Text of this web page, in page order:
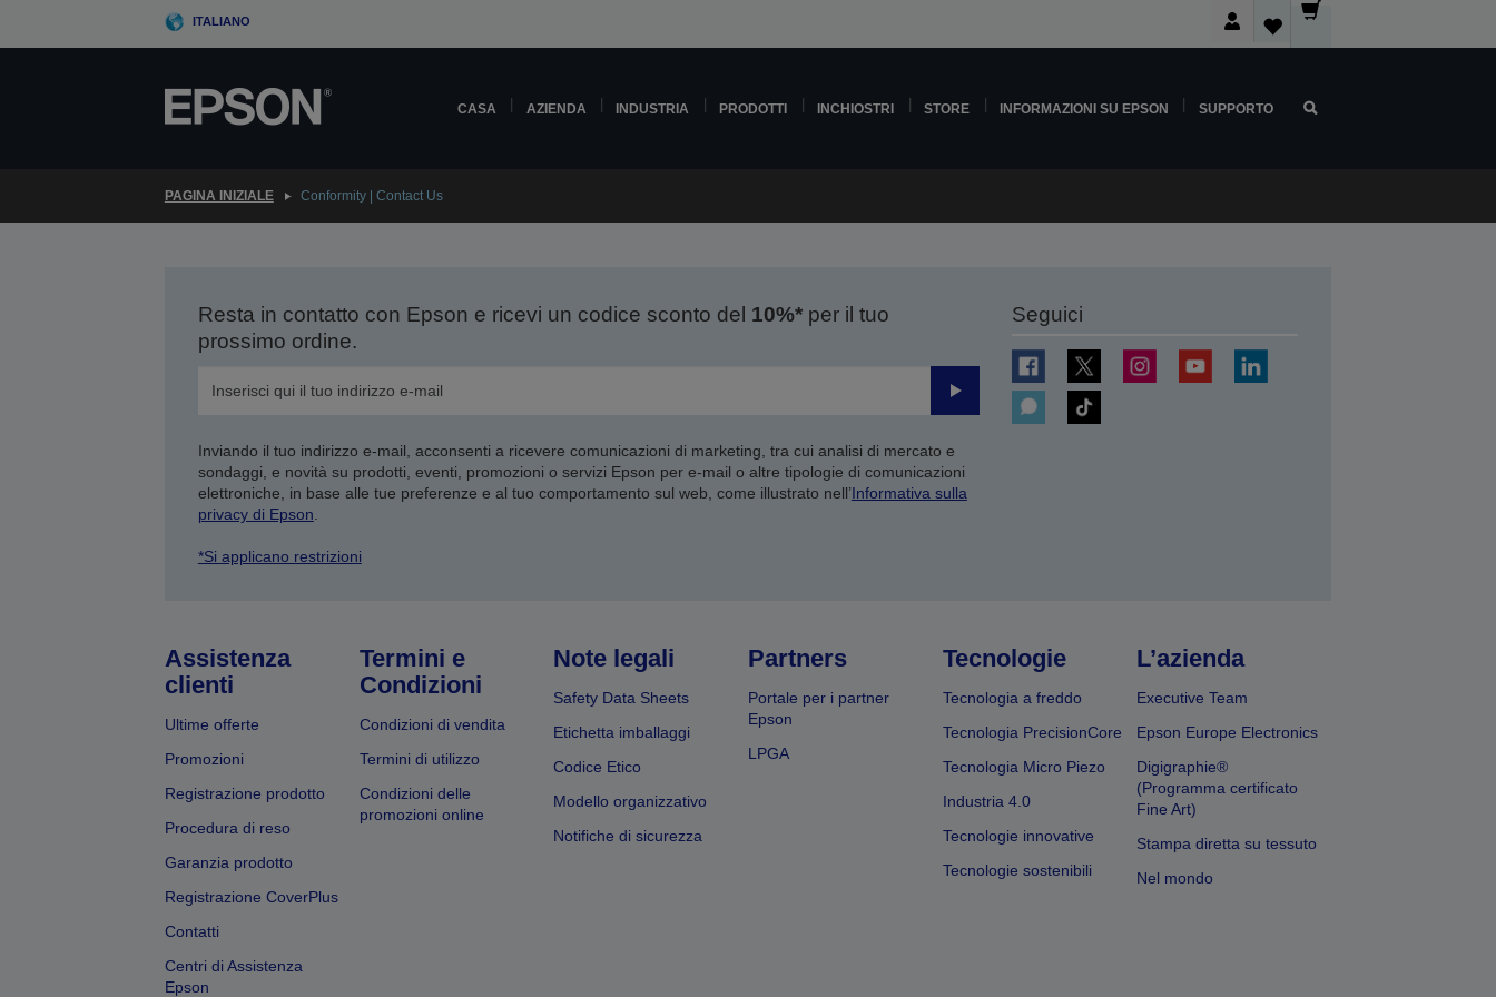
ITALIANO
CASA AZIENDA INDUSTRIA PRODOTTI INCHIOSTRI STORE INFORMAZIONI SU EPSON SUPPORTO
PAGINA INIZIALE Conformity | Contact Us
Resta in contatto con Epson e ricevi un codice sconto del 10%*per il tuo
prossimo ordine.
Invia
Inviando il tuo indirizzo e-mail, acconsenti a ricevere comunicazioni di marketing, tra cui analisi di mercato e
sondaggi, e novità su prodotti, eventi, promozioni o servizi Epson per e-mail o altre tipologie di comunicazioni
elettroniche, in base alle tue preferenze e al tuo comportamento sul web, come illustrato nell’Informativa sulla
privacy di Epson
*Si applicano restrizioni
Seguici
Assistenza
clienti
Ultime offerte
Promozioni
Registrazione prodotto
Procedura di reso
Garanzia prodotto
Registrazione CoverPlus
Contatti
Centri di Assistenza
Epson
Termini e
Condizioni
Condizioni di vendita
Termini di utilizzo
Condizioni delle
promozioni online
Note legali
Safety Data Sheets
Etichetta imballaggi
Codice Etico
Modello organizzativo
Notifiche di sicurezza
Partners
Portale per i partner
Epson
LPGA
Tecnologie
Tecnologia a freddo
Tecnologia PrecisionCore
Tecnologia Micro Piezo
Industria 4.0
Tecnologie innovative
Tecnologie sostenibili
L’azienda
Executive Team
Epson Europe Electronics
Digigraphie®
(Programma certificato
Fine Art)
Stampa diretta su tessuto
Nel mondo